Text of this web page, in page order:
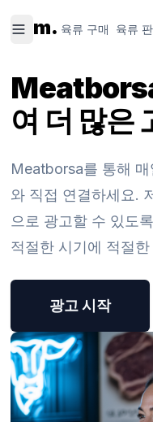
m. 육류 구매 육류
매
여 더 많은
Meatborsa를 통해
와 직접 연결하세요.
으로 광고할 수 있도
적절한 시기에 적절
광고 시작